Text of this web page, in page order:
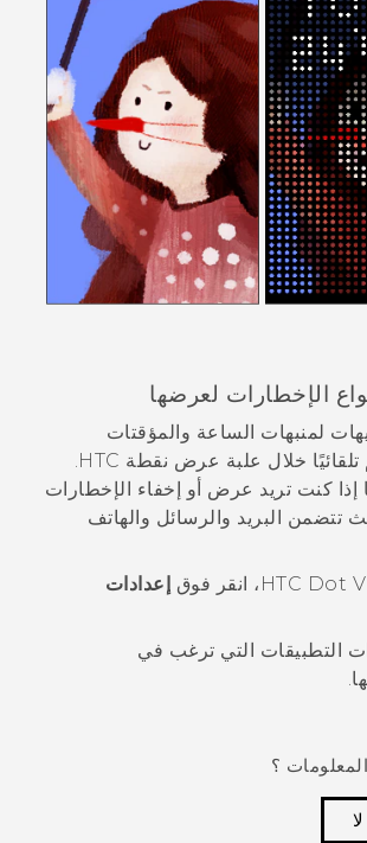
الإخطارات لعرضها
لمنبهات الساعة والمؤقتات
خلال علبة عرض نقطة HTC
.
إذا كنت تريد عرض أو إخفاء الإخطارات
تتضمن
البريد و الرسائل و الهاتف
HTC Dot ، انقر فوق إعدادات
التطبيقات التي ترغب في
؟
لا